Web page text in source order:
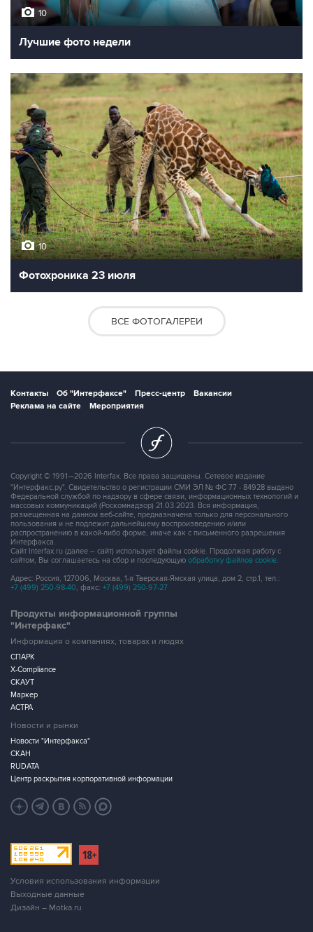
10
Лучшие фото недели
10
Фотохроника 23 июля
ВСЕ ФОТОГАЛЕРЕИ
Контакты Об "Интерфаксе" Пресс-центр
Вакансии
Реклама на сайте
Мероприятия
Copyright © 1991—2026 Interfax. Все права защищены. Сетевое издание
"Интерфакс.ру". Свидетельство о регистрации СМИ ЭЛ № ФС 77 - 84928 выдано
Федеральной службой по надзору в сфере связи, информационных технологий и
массовых коммуникаций (Роскомнадзор) 21.03.2023. Вся информация,
размещенная на данном веб-сайте, предназначена только для персонального
пользования и не подлежит дальнейшему воспроизведению и/или
распространению в какой-либо форме, иначе как с письменного разрешения
Интерфакса.
Сайт Interfax.ru (далее – сайт) использует файлы cookie. Продолжая работу с
сайтом, Вы соглашаетесь на сбор и последующую обработку файлов cookie.
Адрес: Россия, 127006, Москва, 1-я Тверская-Ямская улица, дом 2, стр.1, тел.:
+7 (499) 250-98-40, факс: +7 (499) 250-97-27
Продукты информационной группы
"Интерфакс"
Информация о компаниях, товарах и людях
СПАРК
X-Compliance
СКАУТ
Маркер
АСТРА
Новости и рынки
Новости "Интерфакса"
СКАН
RUDATA
Центр раскрытия корпоративной информации
Условия использования информации
Выходные данные
Дизайн – Motka.ru